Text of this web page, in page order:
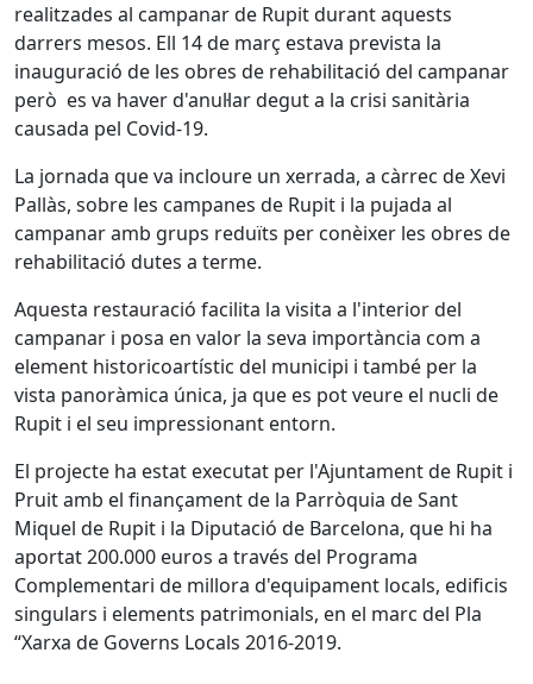
realitzades al campanar de Rupit durant aquests
darrers mesos. Ell 14 de març estava prevista la
inauguració de les obres de rehabilitació del campanar
però es va haver d'anul·lar degut a la crisi sanitària
causada pel Covid-19.
La jornada que va incloure un xerrada, a càrrec de Xevi
Pallàs, sobre les campanes de Rupit i la pujada al
campanar amb grups reduïts per conèixer les obres de
rehabilitació dutes a terme.
Aquesta restauració facilita la visita a l'interior del
campanar i posa en valor la seva importància com a
element historicoartístic del municipi i també per la
vista panoràmica única, ja que es pot veure el nucli de
Rupit i el seu impressionant entorn.
El projecte ha estat executat per l'Ajuntament de Rupit i
Pruit amb el finançament de la Parròquia de Sant
Miquel de Rupit i la Diputació de Barcelona, que hi ha
aportat 200.000 euros a través del Programa
Complementari de millora d'equipament locals, edificis
singulars i elements patrimonials, en el marc del Pla
“Xarxa de Governs Locals 2016-2019.